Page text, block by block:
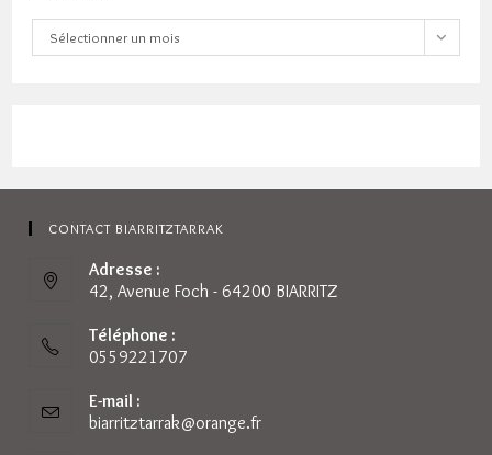
Archives
Sélectionner un mois
CONTACT BIARRITZTARRAK
Adresse :
42, Avenue Foch - 64200 BIARRITZ
Téléphone :
0559221707
E-mail :
biarritztarrak@orange.frS’ouvre